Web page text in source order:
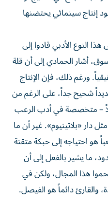
إنتاج سينمائي يحتضنها
النوع الأدبي قادوا إلى
أشار الحمادي إلى أن قلة
ورغم ذلك، فإن الإنتاج
شحيح جداً، على الرغم من
– متخصصة في أدب الرعب
دار «بلاتينيوم». غير أن ما
هو احتياجه إلى حبكة متقنة
ما يشير بالفعل إلى أن
هذا المجال، ولكن في
والقارئ دائماً هو الفيصل.